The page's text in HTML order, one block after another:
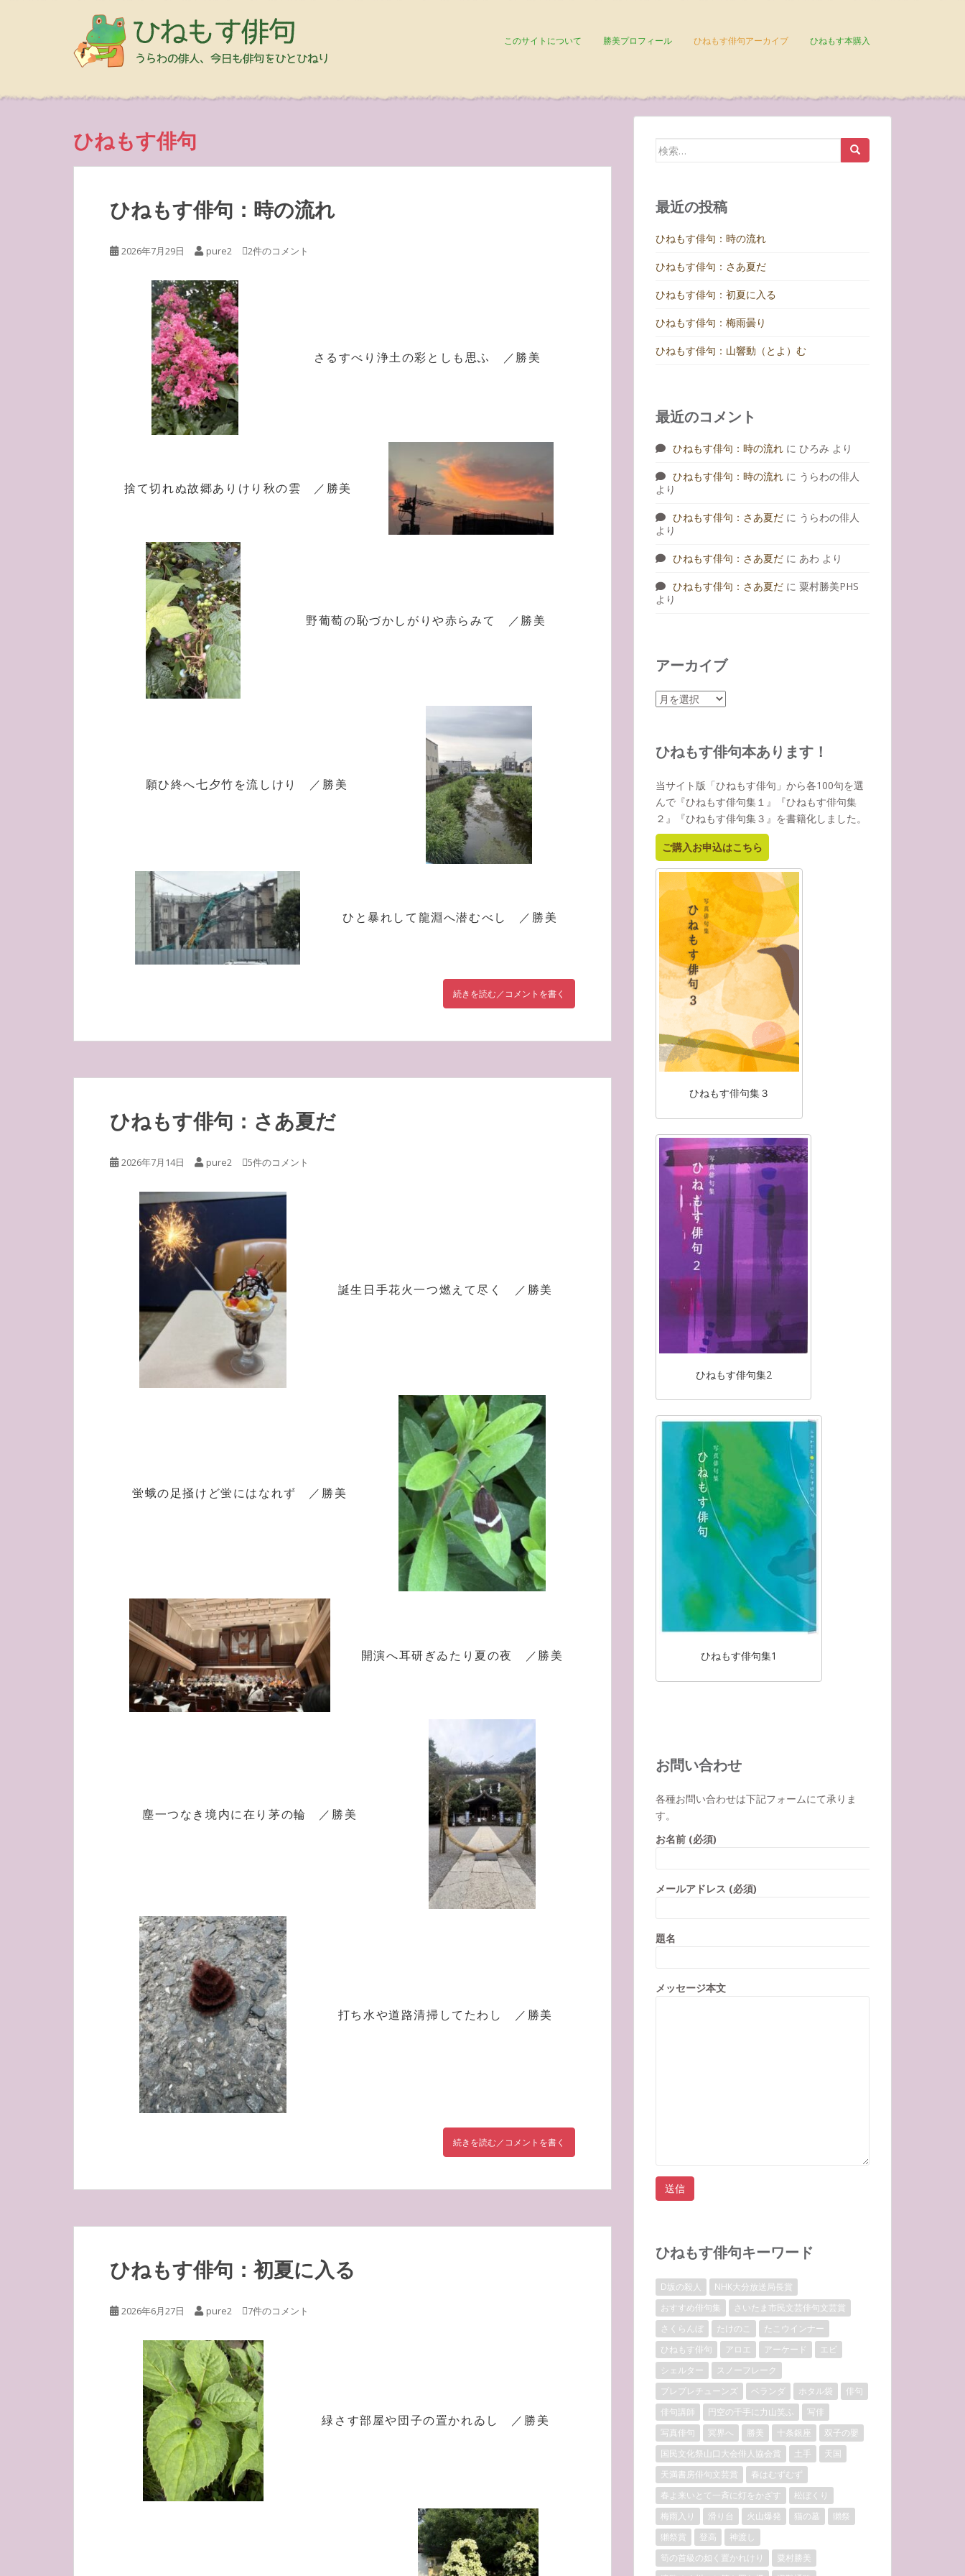
このサイトについて 勝美プロフィール ひねもす俳句アーカイブ ひねもす本購入
ひねもす俳句
ひねもす俳句：時の流れ
2026年7月29日 pure2 2件のコメント
さるすべり浄土の彩としも思ふ ／勝美
捨て切れぬ故郷ありけり秋の雲 ／勝美
野葡萄の恥づかしがりや赤らみて ／勝美
願ひ終へ七夕竹を流しけり ／勝美
ひと暴れして龍淵へ潜むべし ／勝美
続きを読む／コメントを書く
ひねもす俳句：さあ夏だ
2026年7月14日 pure2 5件のコメント
誕生日手花火一つ燃えて尽く ／勝美
蛍蛾の足掻けど蛍にはなれず ／勝美
開演へ耳研ぎゐたり夏の夜 ／勝美
塵一つなき境内に在り茅の輪 ／勝美
打ち水や道路清掃してたわし ／勝美
続きを読む／コメントを書く
ひねもす俳句：初夏に入る
2026年6月27日 pure2 7件のコメント
緑さす部屋や団子の置かれゐし ／勝美
検
最近の投稿
ひねもす俳句：時の流れ
ひねもす俳句：さあ夏だ
ひねもす俳句：初夏に入る
ひねもす俳句：梅雨曇り
ひねもす俳句：山響動（とよ）む
最近のコメント
ひねもす俳句：時の流れ に ひろみ より
ひねもす俳句：時の流れ に うらわの俳人
より
ひねもす俳句：さあ夏だ に うらわの俳人
より
ひねもす俳句：さあ夏だ に あわ より
ひねもす俳句：さあ夏だ に 粟村勝美PHS
より
アーカイブ
ア
イ
ひねもす俳句本あります！
当サイト版「ひねもす俳句」から各100句を選
んで『ひねもす俳句集１』『ひねもす俳句集
２』『ひねもす俳句集３』を書籍化しました。
ご購入お申込はこちら
ひねもす俳句集３
ひねもす俳句集2
ひねもす俳句集1
お問い合わせ
各種お問い合わせは下記フォームにて承りま
す。
お名前 (必須)
メールアドレス (必須)
題名
メッセージ本文
ひねもす俳句キーワード
D坂の殺人
NHK大分放送局長賞
おすすめ俳句集
さいたま市民文芸俳句文芸賞
さくらんぼ
たけのこ
たこウインナー
ひねもす俳句
アロエ アーケード
エビ
シェルター
スノーフレーク
プレプレチューンズ
ベランダ ホタル袋
俳句
俳句講師
円空の千手に力山笑ふ
写俳
写真俳句
冥界へ 勝美 十条銀座
双子の嬰
国民文化祭山口大会俳人協会賞
土手
天国
天満書房俳句文芸賞
春はむずむず
春よ来いとて一斉に灯をかざす
松ぼくり
梅雨入り
滑り台 火山爆発 猫の墓
獺祭
獺祭賞
登高
神渡し
筍の首級の如く置かれけり
粟村勝美